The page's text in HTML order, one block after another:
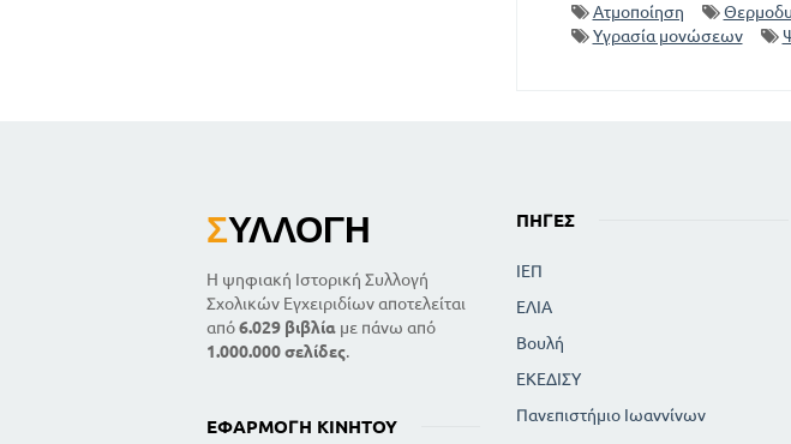
Ατμοποίηση
Υγρασία μονώσεων
ΣΥΛΛΟΓΉ
Η ψηφιακή Ιστορική Συλλογή
Σχολικών Εγχειριδίων αποτελείται
από6.029 βιβλία με πάνω από
1.000.000 σελίδες.
ΕΦΑΡΜΟΓΉ ΚΙΝΗΤΟΎ
ΠΗΓΈΣ
ΙΕΠ
ΕΛΙΑ
Βουλή
ΕΚΕΔΙΣΥ
Πανεπιστήμιο Ιωαννίνων